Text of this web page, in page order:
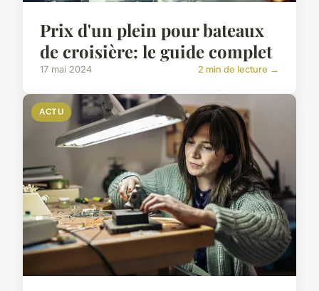
Prix d'un plein pour bateaux
de croisière: le guide complet
17 mai 2024 2 min de lecture →
ACTU